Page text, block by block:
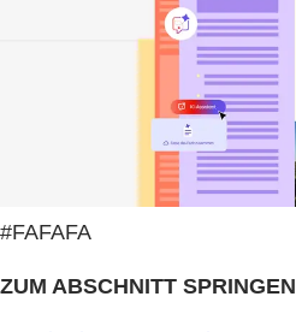
#FAFAFA
ZUM ABSCHNITT SPRINGEN